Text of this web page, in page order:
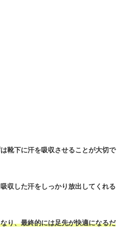
は靴下に汗を吸収させることが大切で
吸収した汗をしっかり放出してくれる
り、最終的には足先が快適になるだ